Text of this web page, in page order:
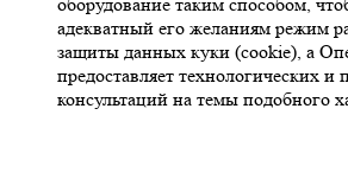
адекватный его желаниям режим
защиты данных куки (cookie), а
предоставляет технологических и
консультаций на темы подобного